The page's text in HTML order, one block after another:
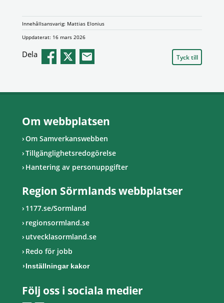
Innehållsansvarig: Mattias Elonius
Uppdaterat: 16 mars 2026
Dela Tyck till
Om webbplatsen
Om Samverkanswebben
Tillgänglighetsredogörelse
Hantering av personuppgifter
Region Sörmlands webbplatser
1177.se/Sormland
regionsormland.se
utvecklasormland.se
Redo för jobb
Inställningar kakor
Följ oss i sociala medier